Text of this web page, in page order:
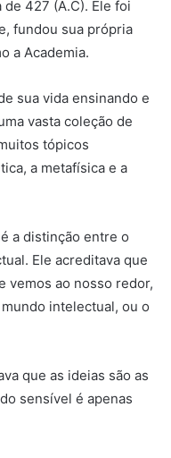
427 (A.C). Ele foi
fundou sua própria
a Academia.
sua vida ensinando e
vasta coleção de
tópicos
a metafísica e a
a distinção entre o
Ele acreditava que
vemos ao nosso redor,
intelectual, ou o
que as ideias são as
sensível é apenas